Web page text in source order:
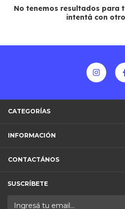
No tenemos resultados para
intentá con
CATEGORÍAS
INFORMACIÓN
CONTACTÁNOS
SUSCRÍBETE